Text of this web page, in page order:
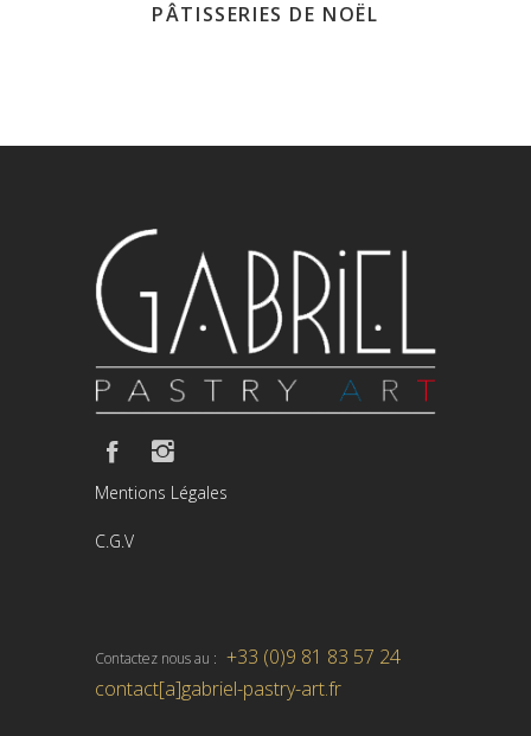
PÂTISSERIES DE NOËL
Mentions Légales
C.G.V
Contactez nous au : +33 (0)9 81 83 57 24
contact[a]gabriel-pastry-art.fr